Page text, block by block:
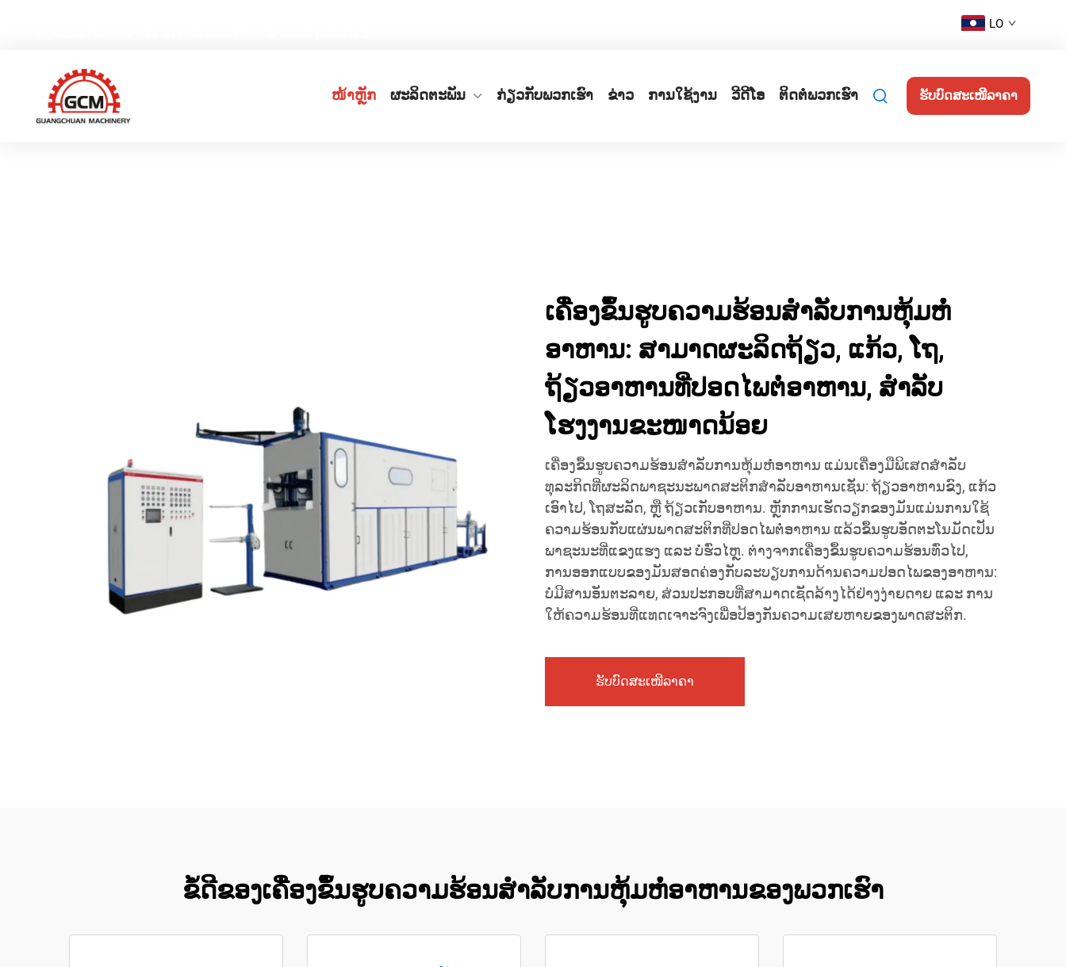
LO
ໜ້າຫຼັກ ຜະລິດຕະພັນ ກ່ຽວກັບພວກເຮົາ ຂ່າວ ການໃຊ້ງານ ວີດີໂອ ຕິດຕໍ່ພວກເຮົາ ຮັບບົດສະເໜີລາຄາ
ເຄື່ອງຂຶ້ນຮູບຄວາມຮ້ອນສຳລັບການຫຸ້ມຫໍ່
ອາຫານ: ສາມາດຜະລິດຖ້ຽວ, ແກ້ວ, ໂຖ,
ຖ້ຽວອາຫານທີ່ປອດໄພຕໍ່ອາຫານ, ສຳລັບ
ໂຮງງານຂະໜາດນ້ອຍ
ເຄື່ອງຂຶ້ນຮູບຄວາມຮ້ອນສຳລັບການຫຸ້ມຫໍ່ອາຫານ ແມ່ນເຄື່ອງມືພິເສດສຳລັບ
ທຸລະກິດທີ່ຜະລິດພາຊະນະພາດສະຕິກສຳລັບອາຫານເຊັ່ນ: ຖ້ຽວອາຫານຂົງ, ແກ້ວ
ເອົາໄປ, ໂຖສະລັດ, ຫຼື ຖ້ຽວເກັບອາຫານ. ຫຼັກການເຮັດວຽກຂອງມັນແມ່ນການໃຊ້
ຄວາມຮ້ອນກັບແຜ່ນພາດສະຕິກທີ່ປອດໄພຕໍ່ອາຫານ ແລ້ວຂຶ້ນຮູບອັດຕະໂນມັດເປັນ
ພາຊະນະທີ່ແຂງແຮງ ແລະ ບໍ່ຮົ່ວໄຫຼ. ຕ່າງຈາກເຄື່ອງຂຶ້ນຮູບຄວາມຮ້ອນທົ່ວໄປ,
ການອອກແບບຂອງມັນສອດຄ່ອງກັບລະບຽບການດ້ານຄວາມປອດໄພຂອງອາຫານ:
ບໍ່ມີສານອັນຕະລາຍ, ສ່ວນປະກອບທີ່ສາມາດເຊັດລ້າງໄດ້ຢ່າງງ່າຍດາຍ ແລະ ການ
ໃຫ້ຄວາມຮ້ອນທີ່ແທດເຈາະຈົງເພື່ອປ້ອງກັນຄວາມເສຍຫາຍຂອງພາດສະຕິກ.
ຮັບບົດສະເໜີລາຄາ
ຂໍ້ດີຂອງເຄື່ອງຂຶ້ນຮູບຄວາມຮ້ອນສຳລັບການຫຸ້ມຫໍ່ອາຫານຂອງພວກເຮົາ